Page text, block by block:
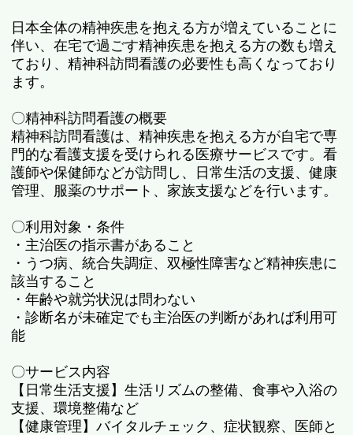
日本全体の精神疾患を抱える方が増えていることに
伴い、在宅で過ごす精神疾患を抱える方の数も増え
ており、精神科訪問看護の必要性も高くなっており
ます。
〇精神科訪問看護の概要
精神科訪問看護は、精神疾患を抱える方が自宅で専
門的な看護支援を受けられる医療サービスです。看
護師や保健師などが訪問し、日常生活の支援、健康
管理、服薬のサポート、家族支援などを行います。
〇利用対象・条件
・主治医の指示書があること
・うつ病、統合失調症、双極性障害など精神疾患に
該当すること
・年齢や就労状況は問わない
・診断名が未確定でも主治医の判断があれば利用可
能
〇サービス内容
【日常生活支援】生活リズムの整備、食事や入浴の
支援、環境整備など
【健康管理】バイタルチェック、症状観察、医師と